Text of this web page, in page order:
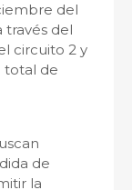
del
través del
circuito 2 y
total de
de
la